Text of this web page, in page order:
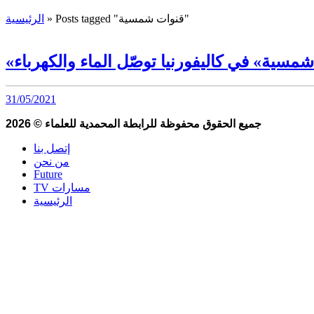
الرئيسية » Posts tagged "قنوات شمسية"
في كاليفورنيا توصّل الماء والكهرباء
31/05/2021
2026 © جميع الحقوق محفوظة للرابطة المحمدية للعلماء
إتصل بنا
من نحن
Future
TV مسارات
الرئيسية